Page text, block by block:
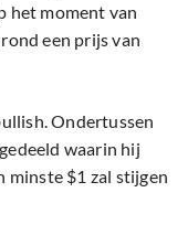
het moment van
een prijs van
Ondertussen
waarin hij
minste $1 zal stijgen